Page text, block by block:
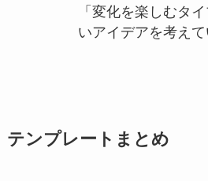
「変化を楽しむタ
いアイデアを考えて
テンプレートまとめ